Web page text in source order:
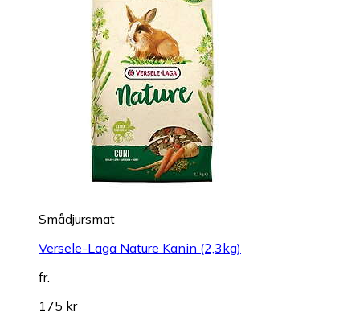
Smådjursmat
Versele-Laga Nature Kanin (2,3kg)
fr.
175 kr